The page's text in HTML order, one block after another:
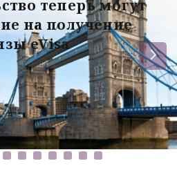
теперь могут
на получение
eVisa